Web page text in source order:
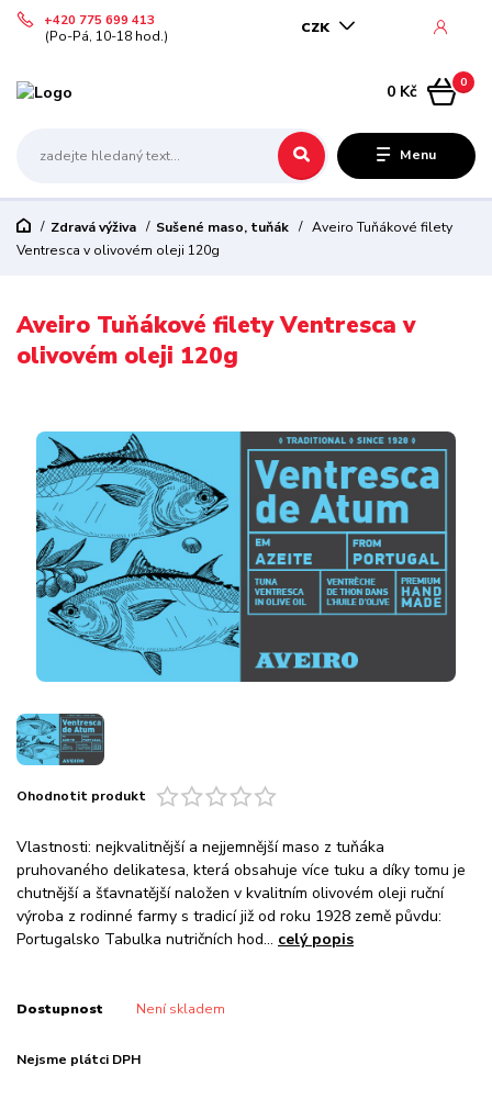
Menu
CZK
+420 775 699 413
(Po-Pá, 10-18 hod.)
0
0 Kč
Zdravá výživa Sušené maso, tuňák
Aveiro Tuňákové filety
Ventresca v olivovém oleji 120g
Aveiro Tuňákové filety Ventresca v
olivovém oleji 120g
Ohodnotit produkt
Vlastnosti: nejkvalitnější a nejjemnější maso z tuňáka
pruhovaného delikatesa, která obsahuje více tuku a díky tomu je
chutnější a šťavnatější naložen v kvalitním olivovém oleji ruční
výroba z rodinné farmy s tradicí již od roku 1928 země půvdu:
Portugalsko Tabulka nutričních hod... celý popis
Dostupnost Není skladem
Nejsme plátci DPH